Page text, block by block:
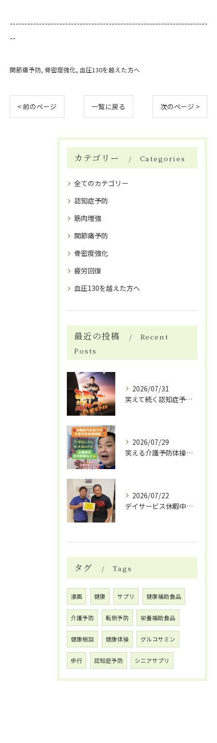
--------------------------------------------------------------------
--
関節痛予防 骨密度強化 血圧130を越えた方へ
< 前のページ 一覧に戻る 次のページ >
カテゴリー Categories
全てのカテゴリー
認知症予防
筋肉増強
関節痛予防
骨密度強化
疲労回復
血圧130を越えた方へ
最近の投稿
Recent
Posts
2026/07/31
笑えて続く認知症予防体操
2026/07/29
笑える介護予防体操で笑いと健康効果
2026/07/22
デイサービス休暇中の自費リハビリ活用法
タグ Tags
漫画 健康 サプリ 健康補助食品
介護予防 転倒予防 栄養補助食品
健康相談 健康体操 グルコサミン
歩行 認知症予防 シニアサプリ